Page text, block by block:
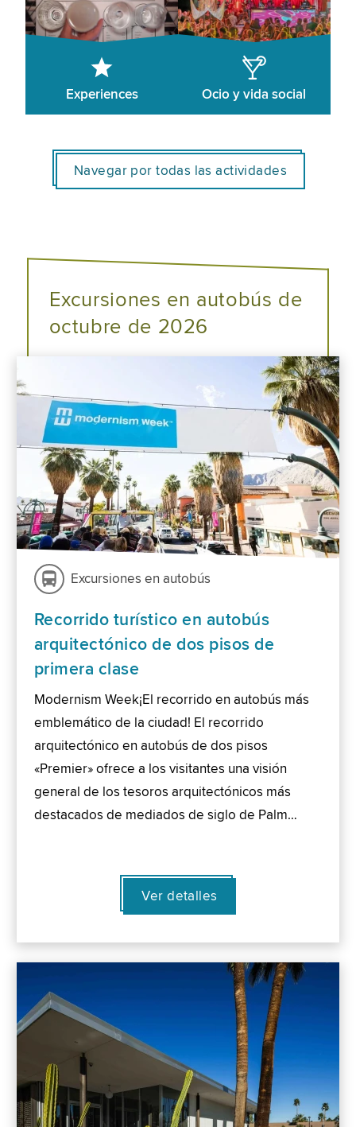
Experiences Ocio y vida social
Navegar por todas las actividades
Excursiones en autobús de
octubre de 2026
Excursiones en autobús
Recorrido turístico en autobús
arquitectónico de dos pisos de
primera clase
Modernism Week¡El recorrido en autobús más
emblemático de la ciudad! El recorrido
arquitectónico en autobús de dos pisos
«Premier» ofrece a los visitantes una visión
general de los tesoros arquitectónicos más
destacados de mediados de siglo de Palm…
Ver detalles